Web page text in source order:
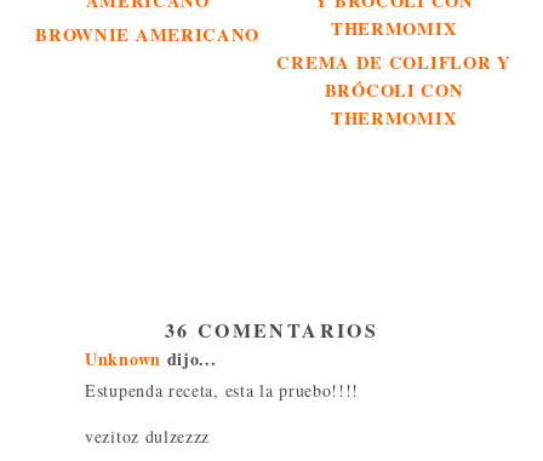
BROWNIE AMERICANO
CREMA DE COLIFLOR Y
BRÓCOLI CON
THERMOMIX
36 COMENTARIOS
Unknown dijo...
Estupenda receta, esta la pruebo!!!!
vezitoz dulzezzz